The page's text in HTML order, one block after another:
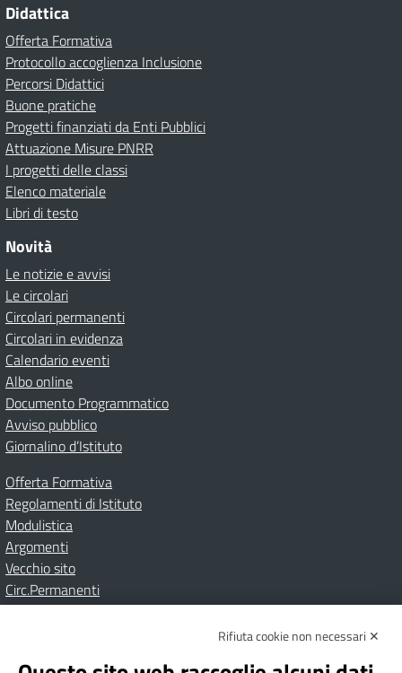
Didattica
Offerta Formativa
Protocollo accoglienza Inclusione
Percorsi Didattici
Buone pratiche
Progetti finanziati da Enti Pubblici
Attuazione Misure PNRR
I progetti delle classi
Elenco materiale
Libri di testo
Novità
Le notizie e avvisi
Le circolari
Circolari permanenti
Circolari in evidenza
Calendario eventi
Albo online
Documento Programmatico
Avviso pubblico
Giornalino d’Istituto
Offerta Formativa
Regolamenti di Istituto
Modulistica
Argomenti
Vecchio sito
Circ.Permanenti
Albo onlinePrivacy Policy
Dichiarazione di accessibilità
Note Legali
Rifiuta cookie non necessari ✕